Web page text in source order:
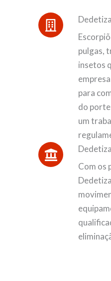
pulgas,
insetos
para
do
um
Com os